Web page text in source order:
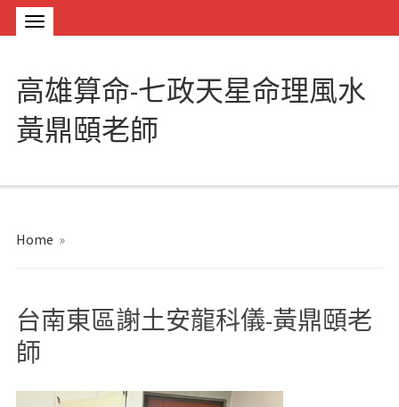
高雄算命-七政天星命理風水
黃鼎頤老師
Home »
台南東區謝土安龍科儀-黃鼎頤老
師